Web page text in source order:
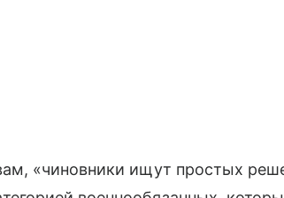
«чиновники ищут простых